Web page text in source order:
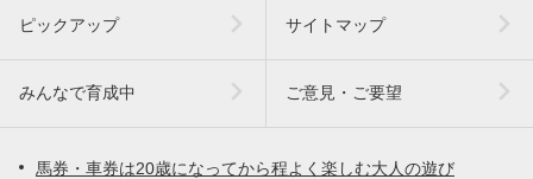
ピックアップ サイトマップ
みんなで育成中 ご意見・ご要望
馬券・車券は20歳になってから程よく楽しむ大人の遊び